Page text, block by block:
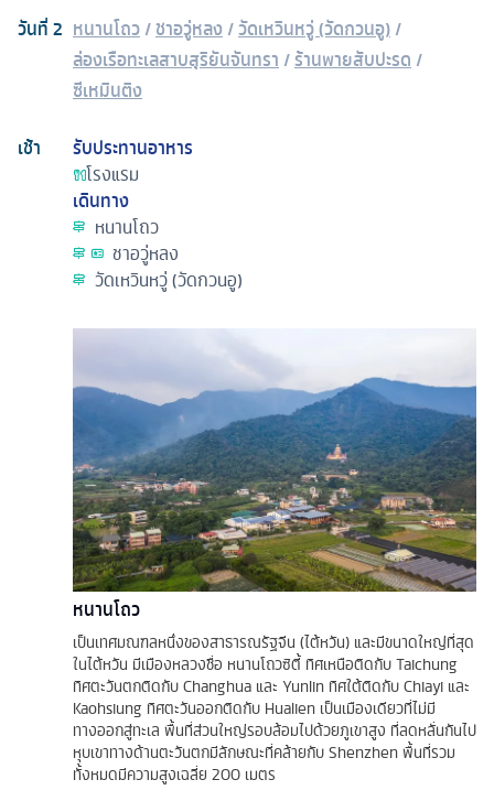
วันที่2 หนานโถว/ชาอวู่หลง/วัดเหวินหวู่ (วัดกวนอู)/
ล่องเรือทะเลสาบสุริยันจันทรา /ร้านพายสับปะรด /
ซีเหมินติง
เช้า
รับประทานอาหาร
โรงแรม
เดินทาง
หนานโถว
ชาอวู่หลง
วัดเหวินหวู่ (วัดกวนอู)
หนานโถว
เป็นเทศมณฑลหนึ่งของสาธารณรัฐจีน (ไต้หวัน) และมีขนาดใหญ่ที่สุด
ในไต้หวัน มีเมืองหลวงชื่อ หนานโถวซิตี้ ทิศเหนือติดกับ Taichung
ทิศตะวันตกติดกับ Changhua และ Yunlin ทิศใต้ติดกับ Chiayi และ
Kaohsiung ทิศตะวันออกติดกับ Hualien เป็นเมืองเดียวที่ไม่มี
ทางออกสู่ทะเล พื้นที่ส่วนใหญ่รอบล้อมไปด้วยภูเขาสูง ที่ลดหลั่นกันไป
หุบเขาทางด้านตะวันตกมีลักษณะที่คล้ายกับ Shenzhen พื้นที่รวม
ทั้งหมดมีความสูงเฉลี่ย 200 เมตร